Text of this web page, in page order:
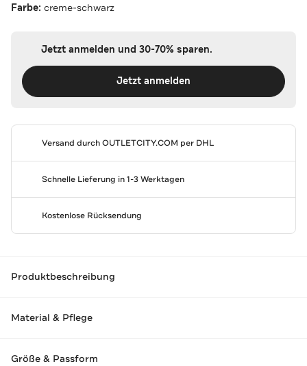
Farbe: creme-schwarz
Jetzt anmelden und 30-70% sparen.
Jetzt anmelden
Versand durchOUTLETCITY.COM per DHL
Schnelle Lieferung in 1-3 Werktagen
Kostenlose Rücksendung
Produktbeschreibung
Material & Pflege
Größe & Passform